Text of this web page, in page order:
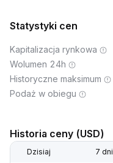
Statystyki cen
Kapitalizacja rynkowa
Wolumen 24h
Historyczne maksimum
Podaż w obiegu
Historia ceny (USD)
Dzisiaj 7 dni